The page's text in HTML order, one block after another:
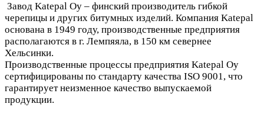
Завод Katepal Oy – финский производитель гибкой
черепицы и других битумных изделий. Компания Katepal
основана в 1949 году, производственные предприятия
располагаются в г. Лемпяяла, в 150 км севернее
Хельсинки.
Производственные процессы предприятия Katepal Oy
сертифицированы по стандарту качества ISO 9001, что
гарантирует неизменное качество выпускаемой
продукции.